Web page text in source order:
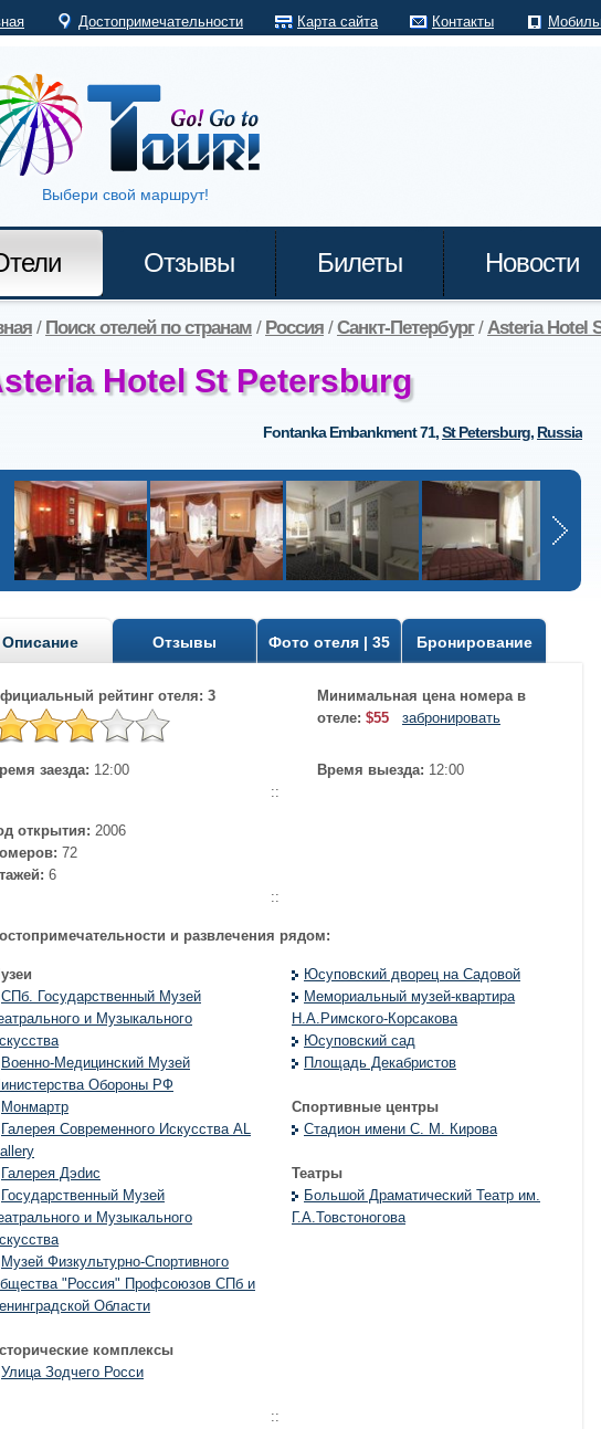
Достопримечательности Карта сайта Контакты
Выбери свой маршрут!
Отзывы Билеты Новости
/ Поиск отелей по странам / Россия /Санкт-Петербург/Asteria Hotel
Hotel St Petersburg
Fontanka Embankment 71,St Petersburg, Russia
Описание Отзывы Фото отеля | 35 Бронирование
рейтинг отеля: 3
Минимальная цена номера в
отеле: $55 забронировать
заезда: 12:00 Время выезда: 12:00
::
открытия: 2006
72
6
::
и развлечения рядом:
СПб. Государственный Музей
и Музыкального
Военно-Медицинский Музей
Обороны РФ
Монмартр
Галерея Современного Искусства AL
Галерея Дэdис
Государственный Музей
и Музыкального
Музей Физкультурно-Спортивного
"Россия" Профсоюзов СПб и
Области
комплексы
Улица Зодчего Росси
Юсуповский дворец на Садовой
Мемориальный музей-квартира
Н.А.Римского-Корсакова
Юсуповский сад
Площадь Декабристов
Спортивные центры
Стадион имени С. М. Кирова
Театры
Большой Драматический Театр им.
Г.А.Товстоногова
::